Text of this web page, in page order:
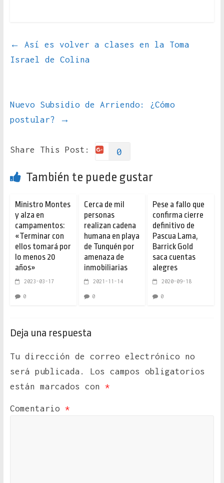
←
Así es volver a clases en la Toma
Israel de Colina
Nuevo Subsidio de Arriendo: ¿Cómo
postular?
→
Share This Post: 0
También te puede gustar
Ministro Montes
y alza en
campamentos:
«Terminar con
ellos tomará por
lo menos 20
años»
2023-03-17
0
Cerca de mil
personas
realizan cadena
humana en playa
de Tunquén por
amenaza de
inmobiliarias
2021-11-14
0
Pese a fallo que
confirma cierre
definitivo de
Pascua Lama,
Barrick Gold
saca cuentas
alegres
2020-09-18
0
Deja una respuesta
Tu dirección de correo electrónico no
será publicada.
Los campos obligatorios
están marcados con *
Comentario *